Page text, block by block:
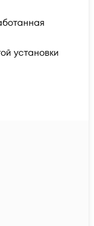
установки